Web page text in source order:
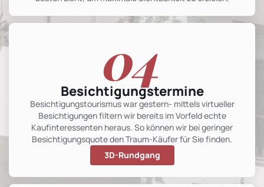
04
Besichtigungstermine
Besichtigungstourismus war gestern- mittels virtueller
Besichtigungen filtern wir bereits im Vorfeld echte
Kaufinteressenten heraus. So können wir bei geringer
Besichtigungsquote den Traum-Käufer für Sie finden.
3D-Rundgang